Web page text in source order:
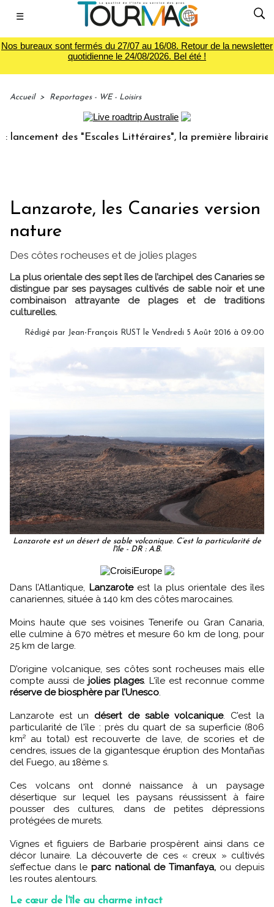
☰
Nos bureaux sont fermés du 27/07 au 16/08. Retour de la newsletter
quotidienne le 24/08/2026. Bel été !
Accueil > Reportages - WE - Loisirs
des "Escales Littéraires", la première librairie du
Lanzarote, les Canaries version
nature
Des côtes rocheuses et de jolies plages
La plus orientale des sept îles de l’archipel des Canaries se
distingue par ses paysages cultivés de sable noir et une
combinaison attrayante de plages et de traditions
culturelles.
Rédigé par Jean-François RUST le Vendredi 5 Août 2016 à 09:00
Lanzarote est un désert de sable volcanique. C’est la particularité de
l'île - DR : A.B.
Dans l’Atlantique, Lanzaroteest la plus orientale des îles
canariennes, située à 140 km des côtes marocaines.
Moins haute que ses voisines Tenerife ou Gran Canaria,
elle culmine à 670 mètres et mesure 60 km de long, pour
25 km de large.
D’origine volcanique, ses côtes sont rocheuses mais elle
compte aussi de jolies plages. L‘île est reconnue comme
réserve de biosphère par l’Unesco.
Lanzarote est un désert de sable volcanique. C’est la
particularité de l'île : près du quart de sa superficie (806
km² au total) est recouverte de lave, de scories et de
cendres, issues de la gigantesque éruption des Montañas
del Fuego, au 18ème s.
Ces volcans ont donné naissance à un paysage
désertique sur lequel les paysans réussissent à faire
pousser des cultures, dans de petites dépressions
protégées de murets.
Vignes et figuiers de Barbarie prospèrent ainsi dans ce
décor lunaire. La découverte de ces « creux » cultivés
s’effectue dans le parc national de Timanfaya, ou depuis
les routes alentours.
Le cœur de l’île au charme intact